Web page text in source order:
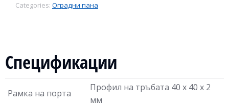
Categories: Оградни пана
Спецификации
Рамка на порта
Профил на тръбата 40 х 40 х 2
мм